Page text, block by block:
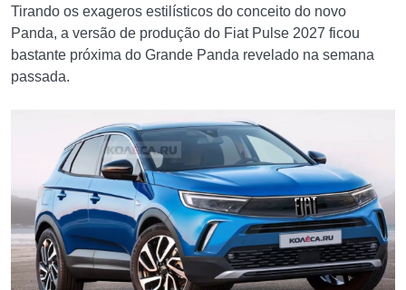
Tirando os exageros estilísticos do conceito do novo
Panda, a versão de produção do Fiat Pulse 2027 ficou
bastante próxima do Grande Panda revelado na semana
passada.